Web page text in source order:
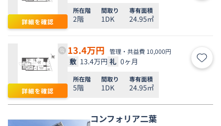
詳細を確認
所在階
2階
間取り
1DK
専有面積
24.95㎡
詳細を確認
13.4万円 管理・共益費 10,000円
敷 13.4万円 礼 0ヶ月 お気
所在階
5階
間取り
1DK
専有面積
24.95㎡
コンフォリア二葉